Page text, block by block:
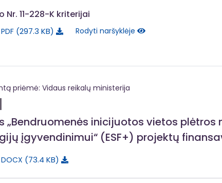
Nr. 11-228-K kriterijai
297.3 KB
Rodyti naršyklėje
priėmė: Vidaus reikalų ministerija
„Bendruomenės inicijuotos vietos
įgyvendinimui“ (ESF+) projektų
73.4 KB